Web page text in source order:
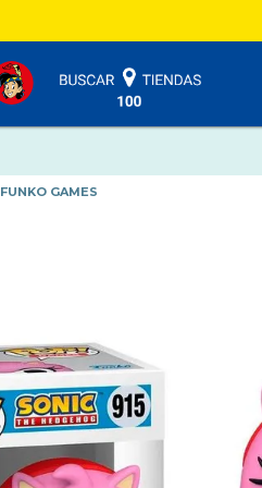
FUNKO GAMES